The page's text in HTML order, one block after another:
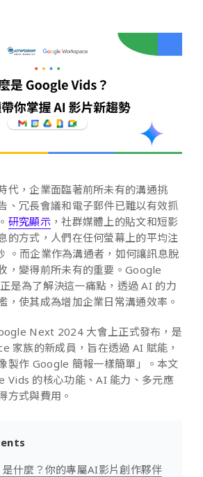
代，企業面臨著前所未有的溝通挑
、冗長會議和電子郵件已難以有效抓
研究顯示，社群媒體上的貼文和短影
的方式，人們在任何螢幕上的平均注
。而企業作為溝通者，如何讓訊息脫
，變得前所未有的重要。Google
是為了解決這一痛點，透過 AI 的力
，使其成為增加企業日常溝通效率。
Next 2024 大會上正式發布，是
家族的新成員，旨在透過 AI 賦能，
製作 Google 簡報一樣簡單」。本文
Vids 的核心功能、AI 能力、多元應
方式與費用。
什麼？你的專屬AI影片創作夥伴